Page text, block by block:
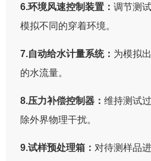
6.环境风速控制装置：调节测
模拟不同的穿着环境。
7.自动给水计量系统： 为模拟
的水流量。
8.压力补偿控制器：维持测试
除外界物理干扰。
9.试样预处理箱： 对待测样品